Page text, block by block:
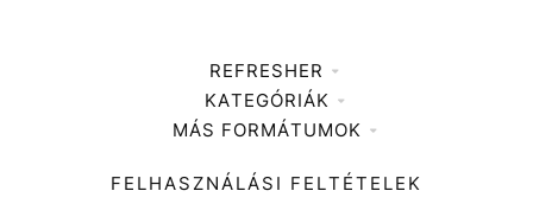
REFRESHER
Médiaajánlat
KATEGÓRIÁK
Zene
Divat
MÁS FORMÁTUMOK
FELHASZNÁLÁSI FELTÉTELEK